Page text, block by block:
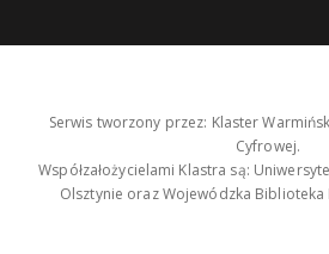
Serwis tworzony przez: Klaster
Cyfrowej.
Współzałożycielami Klastra są:
Olsztynie oraz Wojewódzka Biblioteka